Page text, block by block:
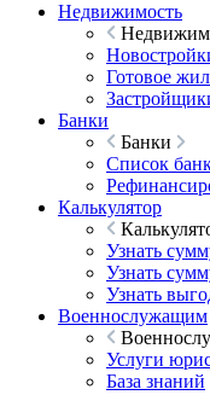
Недвижимость
Готовое
Банки
Банки
Список
Калькулятор
Узнать
Узнать
Узнать
Военнослужащим
Услуги
База знаний